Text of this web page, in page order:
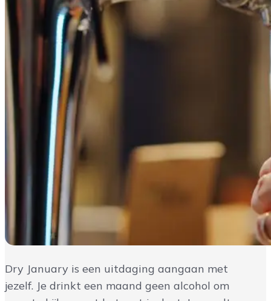
Dry January is een uitdaging aangaan met
jezelf. Je drinkt een maand geen alcohol om